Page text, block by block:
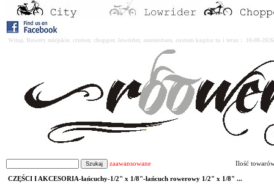
Witaj. Rowery miejskie, cruiser, chopper, lowrider, amsterdam, custom kupisz tu i teraz : 10-08-
zaawansowane Ilość
CZĘŚCI I AKCESORIA-łańcuchy-1/2" x 1/8"-łańcuch rowerowy 1/2" x 1/8" ...